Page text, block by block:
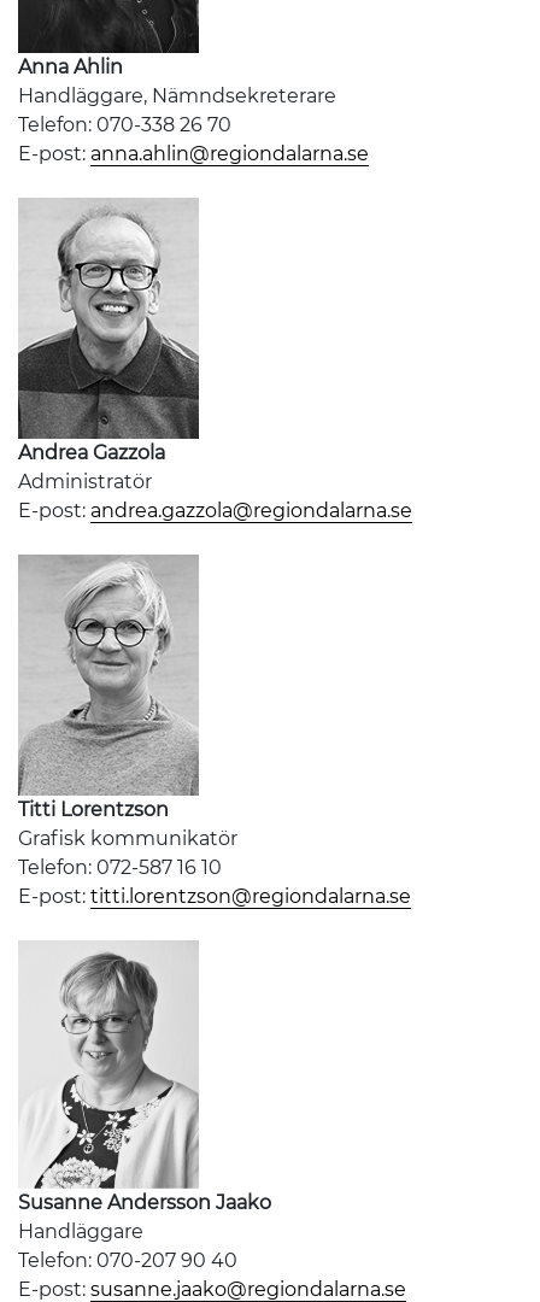
Anna Ahlin
Handläggare, Nämndsekreterare
Telefon: 070-338 26 70
E-post: anna.ahlin@regiondalarna.se
Andrea Gazzola
Administratör
E-post: andrea.gazzola@regiondalarna.se
Titti Lorentzson
Grafisk kommunikatör
Telefon: 072-587 16 10
E-post: titti.lorentzson@regiondalarna.se
Susanne Andersson Jaako
Handläggare
Telefon: 070-207 90 40
E-post: susanne.jaako@regiondalarna.se